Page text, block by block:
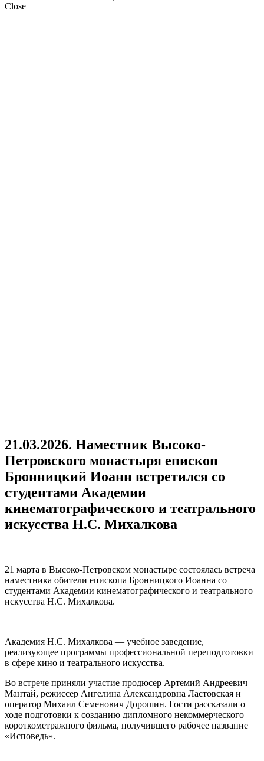
Close
21.03.2026. Наместник Высоко-
Петровского монастыря епископ
Бронницкий Иоанн встретился со
студентами Академии
кинематографического и театрального
искусства Н.С. Михалкова
21 марта в Высоко-Петровском монастыре состоялась встреча
наместника обители епископа Бронницкого Иоанна со
студентами Академии кинематографического и театрального
искусства Н.С. Михалкова.
Академия Н.С. Михалкова — учебное заведение,
реализующее программы профессиональной переподготовки
в сфере кино и театрального искусства.
Во встрече приняли участие продюсер Артемий Андреевич
Мантай, режиссер Ангелина Александровна Ластовская и
оператор Михаил Семенович Дорошин. Гости рассказали о
ходе подготовки к созданию дипломного некоммерческого
короткометражного фильма, получившего рабочее название
«Исповедь».